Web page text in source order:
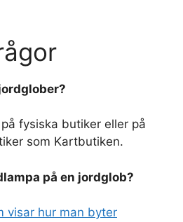
fysiska butiker eller på
som Kartbutiken.
på en jordglob?
visar hur man byter